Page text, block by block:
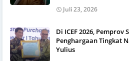
Juli 23, 2026
Di ICEF 2026, Pemprov
Penghargaan Tingkat
Yulius